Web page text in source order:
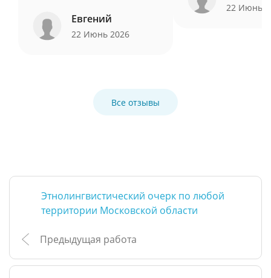
Евгений
22 Июнь 2026
22 Июнь
Все отзывы
Этнолингвистический очерк по любой
территории Московской области
Предыдущая работа